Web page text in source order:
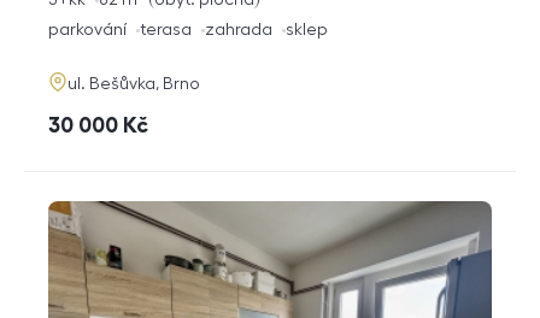
dispozice
funkce
parkování terasa zahrada sklep
adresa
ul. Bešůvka, Brno
cena
30 000 Kč